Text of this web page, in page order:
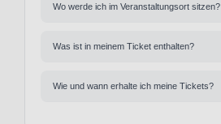
Wo werde ich im Veranstaltungsort sitzen?
Was ist in meinem Ticket enthalten?
Wie und wann erhalte ich meine Tickets?